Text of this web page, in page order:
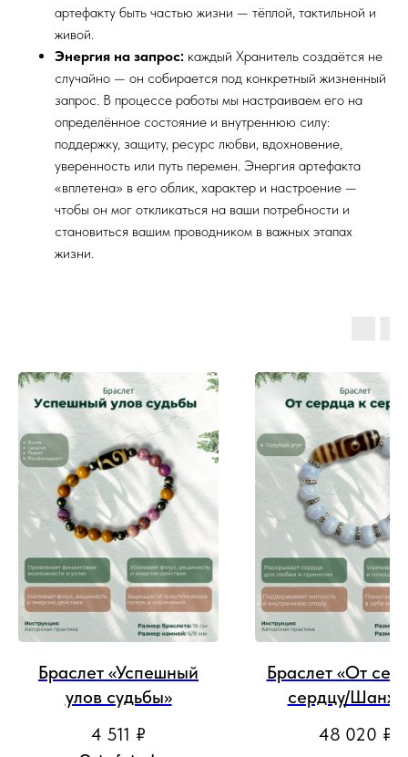
артефакту быть частью жизни — тёплой, тактильной и
живой.
Энергия на запрос: каждый Хранитель создаётся не
случайно — он собирается под конкретный жизненный
запрос. В процессе работы мы настраиваем его на
определённое состояние и внутреннюю силу:
поддержку, защиту, ресурс любви, вдохновение,
уверенность или путь перемен. Энергия артефакта
«вплетена» в его облик, характер и настроение —
чтобы он мог откликаться на ваши потребности и
становиться вашим проводником в важных этапах
жизни.
Браслет «Успешный
улов судьбы»
4 511 ₽
Браслет «От
сердцу/
48 020 ₽